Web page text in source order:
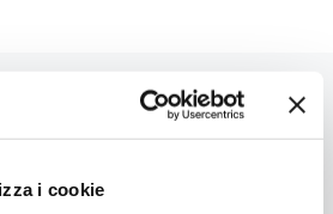
i cookie